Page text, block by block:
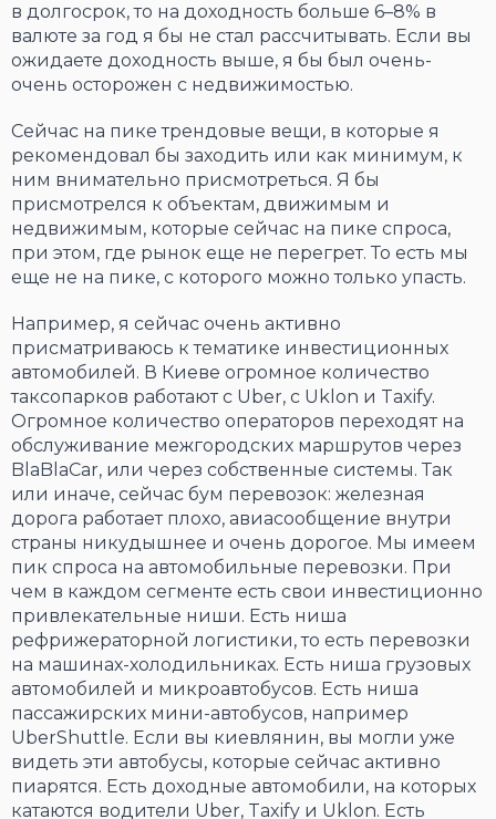
в долгосрок, то на доходность больше 6–8% в
валюте за год я бы не стал рассчитывать. Если вы
ожидаете доходность выше, я бы был очень-
очень осторожен с недвижимостью.
Сейчас на пике трендовые вещи, в которые я
рекомендовал бы заходить или как минимум, к
ним внимательно присмотреться. Я бы
присмотрелся к объектам, движимым и
недвижимым, которые сейчас на пике спроса,
при этом, где рынок еще не перегрет. То есть мы
еще не на пике, с которого можно только упасть.
Например, я сейчас очень активно
присматриваюсь к тематике инвестиционных
автомобилей. В Киеве огромное количество
таксопарков работают c Uber, c Uklon и Taxify.
Огромное количество операторов переходят на
обслуживание межгородских маршрутов через
BlaBlaCar, или через собственные системы. Так
или иначе, сейчас бум перевозок: железная
дорога работает плохо, авиасообщение внутри
страны никудышнее и очень дорогое. Мы имеем
пик спроса на автомобильные перевозки. При
чем в каждом сегменте есть свои инвестиционно
привлекательные ниши. Есть ниша
рефрижераторной логистики, то есть перевозки
на машинах-холодильниках. Есть ниша грузовых
автомобилей и микроавтобусов. Есть ниша
пассажирских мини-автобусов, например
UberShuttle. Если вы киевлянин, вы могли уже
видеть эти автобусы, которые сейчас активно
пиарятся. Есть доходные автомобили, на которых
катаются водители Uber, Taxify и Uklon. Есть